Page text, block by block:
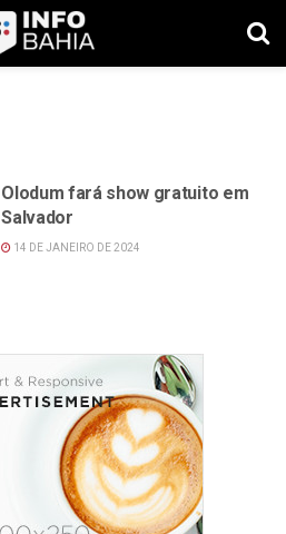
Olodum fará show gratuito em
Salvador
14 DE JANEIRO DE 2024